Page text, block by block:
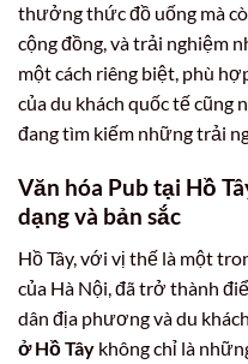
thưởng thức đồ uống mà
cộng đồng, và trải nghiệm
một cách riêng biệt, phù
của du khách quốc tế
đang tìm kiếm những trải
Văn hóa Pub tại Hồ
dạng và bản sắc
Hồ Tây, với vị thế là một
của Hà Nội, đã trở thành
dân địa phương và du
ở Hồ Tây không chỉ là